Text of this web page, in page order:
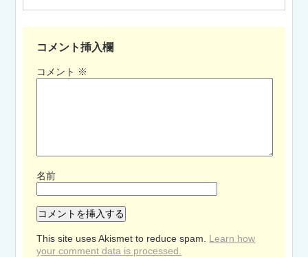
コメント挿入欄
コメント ※
名前
This site uses Akismet to reduce spam. Learn how
your comment data is processed.